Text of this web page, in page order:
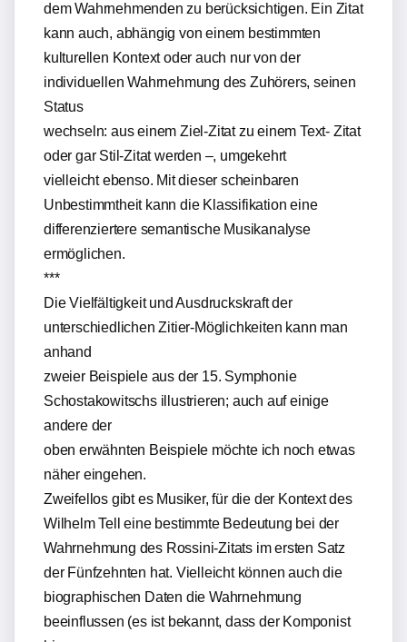
dem Wahrnehmenden zu berücksichtigen. Ein Zitat
kann auch, abhängig von einem bestimmten
kulturellen Kontext oder auch nur von der
individuellen Wahrnehmung des Zuhörers, seinen
Status
wechseln: aus einem Ziel-Zitat zu einem Text- Zitat
oder gar Stil-Zitat werden –, umgekehrt
vielleicht ebenso. Mit dieser scheinbaren
Unbestimmtheit kann die Klassifikation eine
differenziertere semantische Musikanalyse
ermöglichen.
***
Die Vielfältigkeit und Ausdruckskraft der
unterschiedlichen Zitier-Möglichkeiten kann man
anhand
zweier Beispiele aus der 15. Symphonie
Schostakowitschs illustrieren; auch auf einige
andere der
oben erwähnten Beispiele möchte ich noch etwas
näher eingehen.
Zweifellos gibt es Musiker, für die der Kontext des
Wilhelm Tell eine bestimmte Bedeutung bei der
Wahrnehmung des Rossini-Zitats im ersten Satz
der Fünfzehnten hat. Vielleicht können auch die
biographischen Daten die Wahrnehmung
beeinflussen (es ist bekannt, dass der Komponist